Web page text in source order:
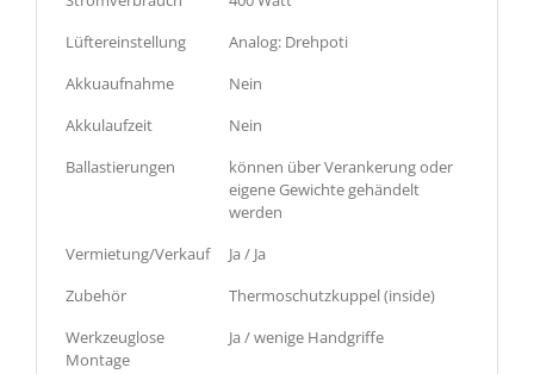
Lüftereinstellung
Analog: Drehpoti
Akkuaufnahme
Nein
Akkulaufzeit
Nein
Ballastierungen
können über Verankerung oder
eigene Gewichte gehändelt
werden
Vermietung/Verkauf
Ja / Ja
Zubehör
Thermoschutzkuppel (inside)
Werkzeuglose
Montage
Ja / wenige Handgriffe